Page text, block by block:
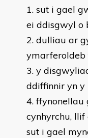
sut i gael
ei ddisgwyl o
dulliau ar
ymarferoldeb
y
ddiffinnir yn
ffynonellau
cynhyrchu,
sut i gael